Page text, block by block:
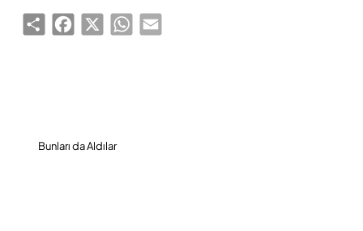
ShareFacebook
X WhatsApp
Email
Bunları da Aldılar